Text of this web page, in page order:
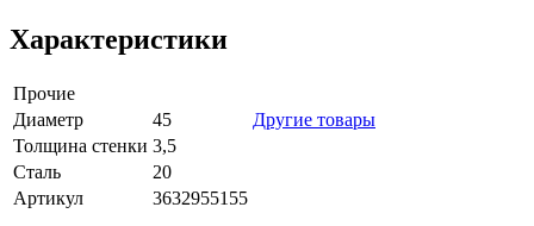
Характеристики
Прочие
Диаметр
45
Другие товары
Толщина стенки 3,5
Сталь
20
Артикул
3632955155